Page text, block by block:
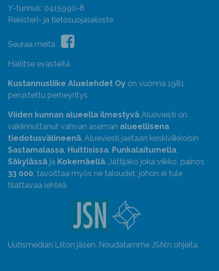
Y-tunnus: 0415990-8
Rekisteri- ja tietosuojaseloste
Seuraa meitä
Hallitse evästeitä
Kustannusliike Aluelehdet Oy on vuonna 1981
perustettu perheyritys.
Viiden kunnan alueella ilmestyvä Alueviesti on
vakiinnuttanut vahvan aseman alueellisena
tiedotusvälineenä. Alueviesti jaetaan keskiviikkoisin
Sastamalassa, Huittisissa, Punkalaitumella,
Säkylässä ja Kokemäellä. Jättijako joka viikko, painos
33 000, tavoittaa myös ne taloudet, johon ei tule
tilattavaa lehteä.
Uutismedian Liiton jäsen. Noudatamme JSN:n ohjeita.